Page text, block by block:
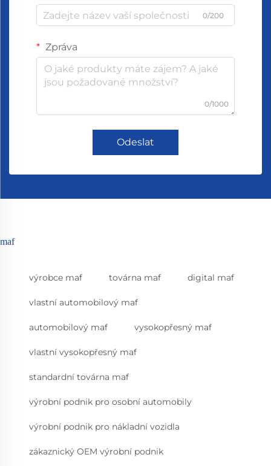
0/200
Zpráva
0/1000
Odeslat
maf
výrobce maf továrna maf digital maf
vlastní automobilový maf
automobilový maf vysokopřesný maf
vlastní vysokopřesný maf
standardní továrna maf
výrobní podnik pro osobní automobily
výrobní podnik pro nákladní vozidla
zákaznický OEM výrobní podnik